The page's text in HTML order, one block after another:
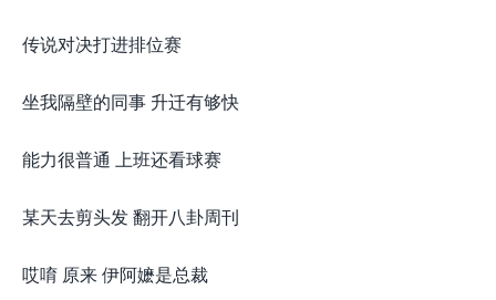
传说对决打进排位赛
坐我隔壁的同事 升迁有够快
能力很普通 上班还看球赛
某天去剪头发 翻开八卦周刊
哎唷 原来 伊阿嬷是总裁